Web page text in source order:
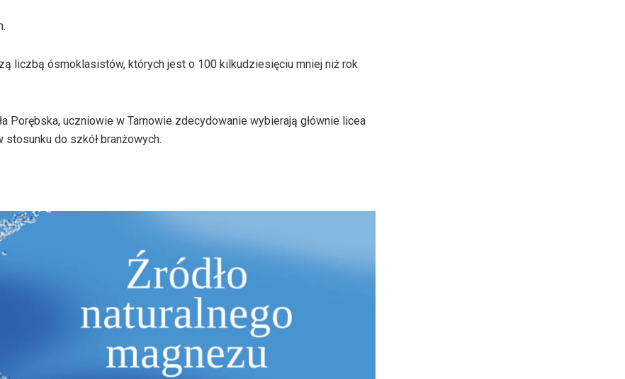
liczbą ósmoklasistów, których jest o 100 kilkudziesięciu mniej niż rok
Porębska, uczniowie w Tarnowie zdecydowanie wybierają głównie licea
do szkół branżowych.